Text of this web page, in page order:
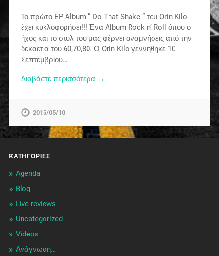
Το πρώτο EP Album ” Do That Shake ” του Orin Kilo
έχει κυκλοφορήσει!!! Ένα Album Rock n’ Roll όπου ο
ήχος και το στυλ του μας φέρνει αναμνήσεις από την
δεκαετία του 60,70,80. Ο Orin Kilo γεννήθηκε 10
Σεπτεμβρίου…
Διαβάστε περισσότερα →
2015/05/10
KΑΤΗΓΟΡΊΕΣ
Agenda
Blog
Live reviews
Uncategorized
Videos
Ανάγνωση…